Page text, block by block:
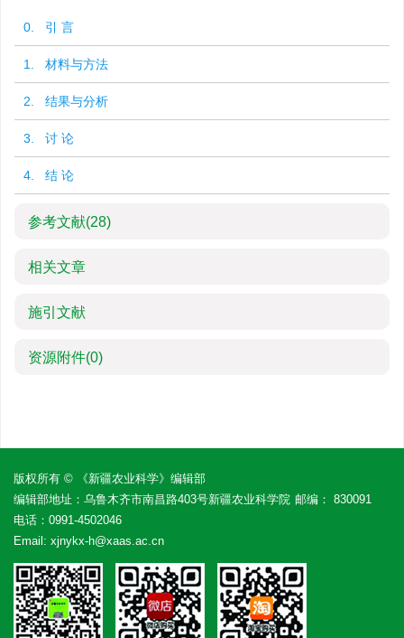
0. 引 言
1. 材料与方法
2. 结果与分析
3. 讨 论
4. 结 论
参考文献(28)
相关文章
施引文献
资源附件(0)
版权所有 © 《新疆农业科学》编辑部
编辑部地址：乌鲁木齐市南昌路403号新疆农业科学院 邮编： 830091
电话： 0991-4502046
Email: xjnykx-h@xaas.ac.cn